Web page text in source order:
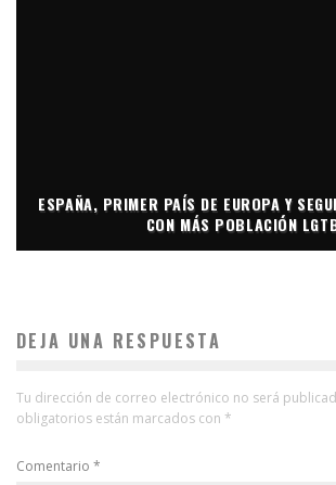
ESPAÑA, PRIMER PAÍS DE EUROPA Y
CON MÁS POBLACIÓN
DEJA UNA RESPUESTA
Tu dirección de correo electrónico no será
obligatorios están marcados con *
Comentario *